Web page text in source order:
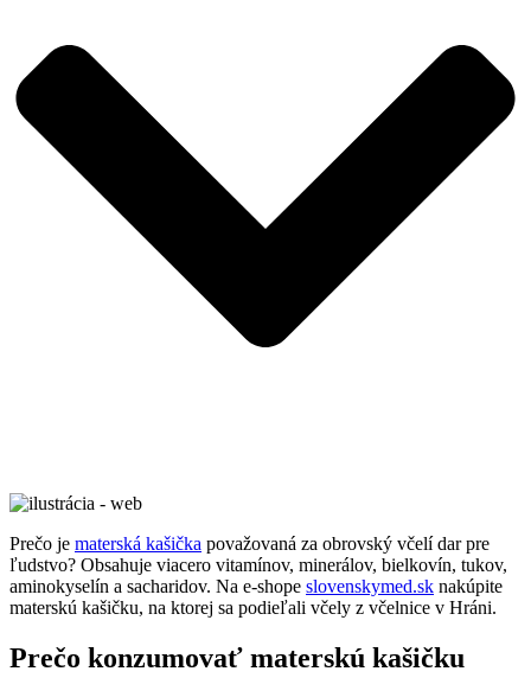
Prečo je materská kašička považovaná za obrovský včelí dar pre
ľudstvo? Obsahuje viacero vitamínov, minerálov, bielkovín, tukov,
aminokyselín a sacharidov. Na e-shope slovenskymed.sk nakúpite
materskú kašičku, na ktorej sa podieľali včely z včelnice v Hráni.
Prečo konzumovať materskú kašičku